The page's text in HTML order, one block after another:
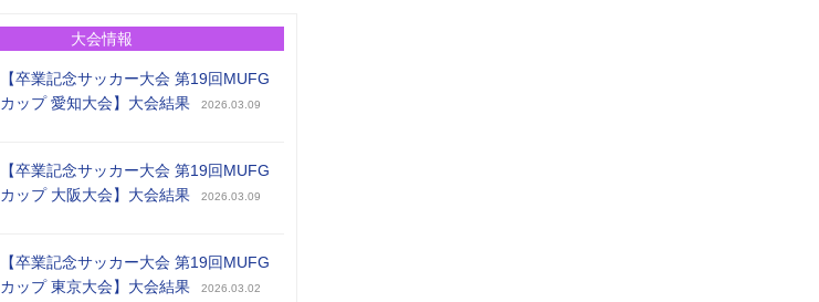
大会情報
【卒業記念サッカー大会 第19回MUFG
カップ 愛知大会】大会結果
2026.03.09
【卒業記念サッカー大会 第19回MUFG
カップ 大阪大会】大会結果
2026.03.09
【卒業記念サッカー大会 第19回MUFG
カップ 東京大会】大会結果
2026.03.02